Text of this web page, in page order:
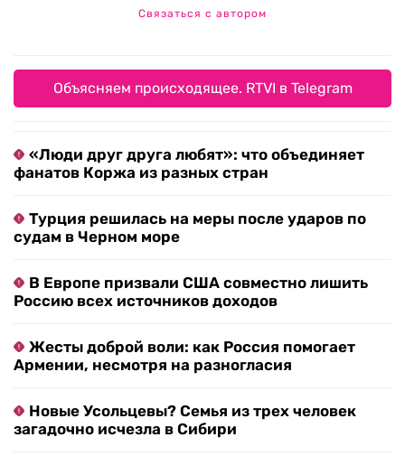
Связаться с автором
Объясняем происходящее. RTVI в Telegram
«Люди друг друга любят»: что объединяет
фанатов Коржа из разных стран
Турция решилась на меры после ударов по
судам в Черном море
В Европе призвали США совместно лишить
Россию всех источников доходов
Жесты доброй воли: как Россия помогает
Армении, несмотря на разногласия
Новые Усольцевы? Семья из трех человек
загадочно исчезла в Сибири